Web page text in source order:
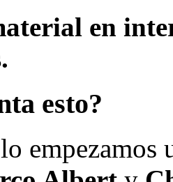
en
esto?
empezamos